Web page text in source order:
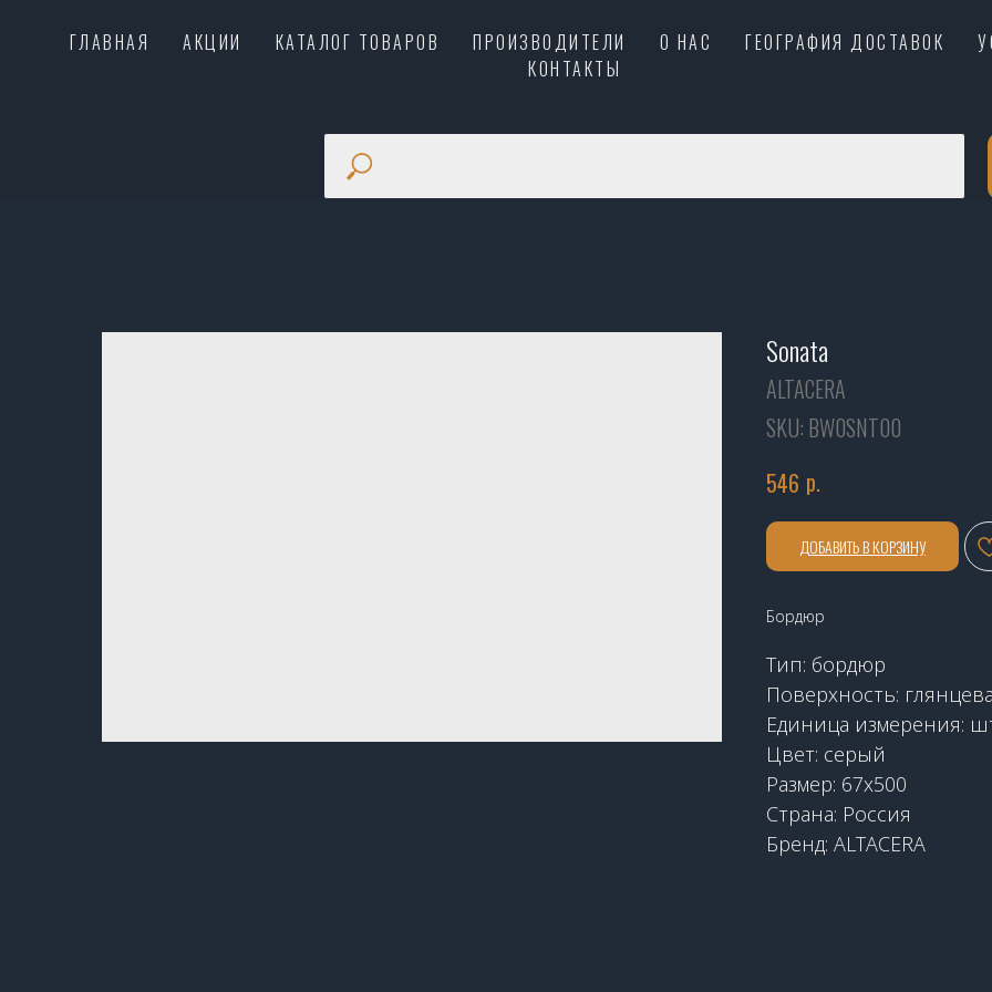
ГЛАВНАЯ АКЦИИ КАТАЛОГ ТОВАРОВ ПРОИЗВОДИТЕЛИ О НАС ГЕОГРАФИЯ ДОСТАВОК
КОНТАКТЫ
Sonata
ALTACERA
SKU: BW0SNT00
546 р.
ДОБАВИТЬ В КОРЗИНУ
Бордюр
Тип: бордюр
Поверхность:
Единица измерения:
Цвет: серый
Размер: 67x500
Страна: Россия
Бренд: ALTACERA